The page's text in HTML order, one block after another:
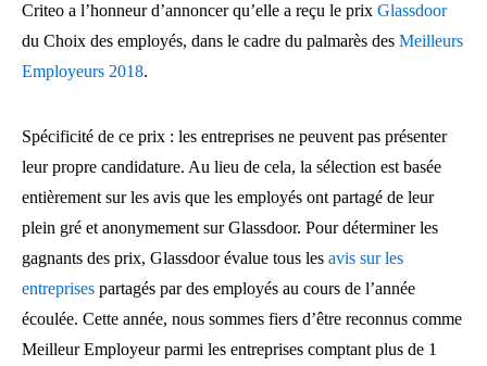
Criteo a l’honneur d’annoncer qu’elle a reçu le prix Glassdoor
du Choix des employés, dans le cadre du palmarès des Meilleurs
Employeurs 2018.
Spécificité de ce prix : les entreprises ne peuvent pas présenter
leur propre candidature. Au lieu de cela, la sélection est basée
entièrement sur les avis que les employés ont partagé de leur
plein gré et anonymement sur Glassdoor. Pour déterminer les
gagnants des prix, Glassdoor évalue tous les avis sur les
entreprises partagés par des employés au cours de l’année
écoulée. Cette année, nous sommes fiers d’être reconnus comme
Meilleur Employeur parmi les entreprises comptant plus de 1